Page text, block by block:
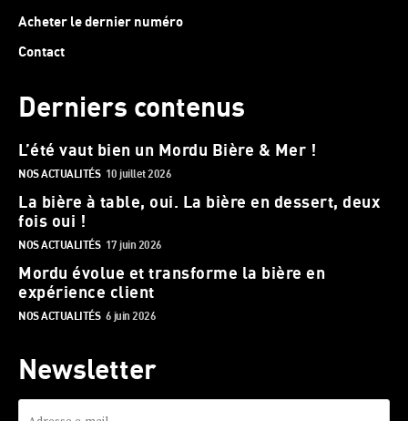
Acheter le dernier numéro
Contact
Derniers contenus
L’été vaut bien un Mordu Bière & Mer !
NOS ACTUALITÉS 10 juillet 2026
La bière à table, oui. La bière en dessert, deux
fois oui !
NOS ACTUALITÉS 17 juin 2026
Mordu évolue et transforme la bière en
expérience client
NOS ACTUALITÉS 6 juin 2026
Newsletter